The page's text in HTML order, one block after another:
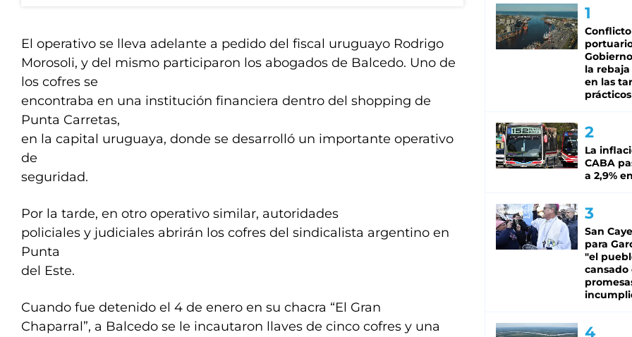
El operativo se lleva adelante a pedido del fiscal uruguayo Rodrigo
Morosoli, y del mismo participaron los abogados de Balcedo. Uno de
los cofres se
encontraba en una institución financiera dentro del shopping de
Punta Carretas,
en la capital uruguaya, donde se desarrolló un importante operativo
de
seguridad.
Por la tarde, en otro operativo similar, autoridades
policiales y judiciales abrirán los cofres del sindicalista argentino en
Punta
del Este.
Cuando fue detenido el 4 de enero en su chacra “El Gran
Chaparral”, a Balcedo se le incautaron llaves de cinco cofres y una
Conflicto
la rebaja
en las
prácticos
La
CABA
a 2,9%
San
para
"el
cansado